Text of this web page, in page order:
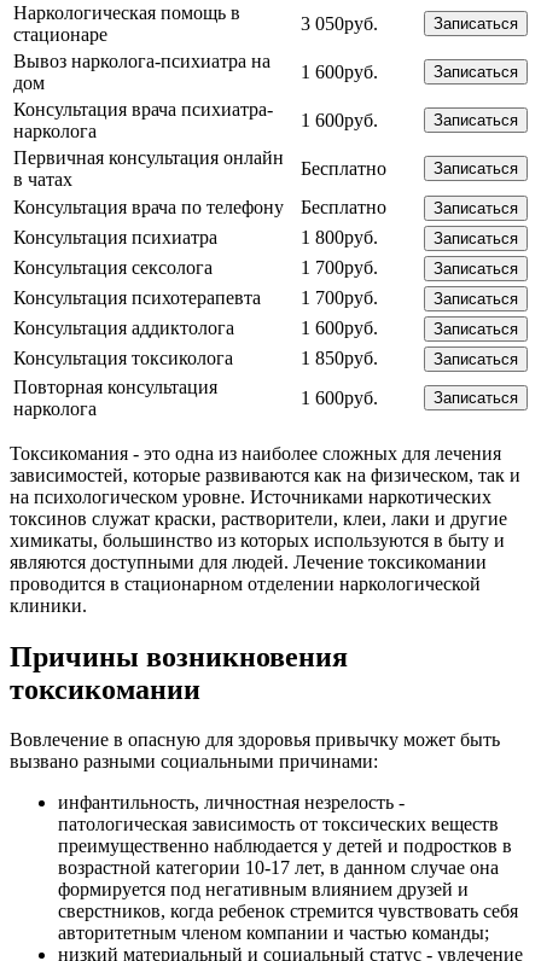
Наркологическая помощь в
стационаре
3 050руб. Записаться
Вывоз нарколога-психиатра на
дом
1 600руб. Записаться
Консультация врача психиатра-
нарколога
1 600руб. Записаться
Первичная консультация онлайн
в чатах
Бесплатно Записаться
Консультация врача по телефону Бесплатно Записаться
Консультация психиатра 1 800руб. Записаться
Консультация сексолога 1 700руб. Записаться
Консультация психотерапевта 1 700руб. Записаться
Консультация аддиктолога 1 600руб. Записаться
Консультация токсиколога 1 850руб. Записаться
Повторная консультация
нарколога
1 600руб. Записаться
Токсикомания - это одна из наиболее сложных для лечения
зависимостей, которые развиваются как на физическом, так и
на психологическом уровне. Источниками наркотических
токсинов служат краски, растворители, клеи, лаки и другие
химикаты, большинство из которых используются в быту и
являются доступными для людей. Лечение токсикомании
проводится в стационарном отделении наркологической
клиники.
Причины возникновения
токсикомании
Вовлечение в опасную для здоровья привычку может быть
вызвано разными социальными причинами:
инфантильность, личностная незрелость -
патологическая зависимость от токсических веществ
преимущественно наблюдается у детей и подростков в
возрастной категории 10-17 лет, в данном случае она
формируется под негативным влиянием друзей и
сверстников, когда ребенок стремится чувствовать себя
авторитетным членом компании и частью команды;
низкий материальный и социальный статус - увлечение